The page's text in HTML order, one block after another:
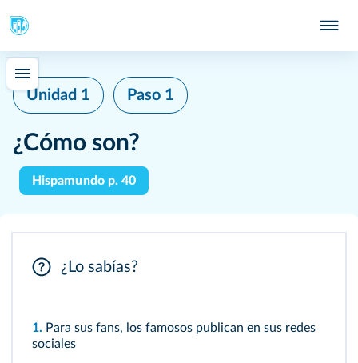
Unidad 1 Paso 1
¿Cómo son?
Hispamundo p. 40
¿Lo sabías?
1. Para sus fans, los famosos publican en sus redes
sociales